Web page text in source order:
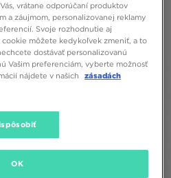
vrátane odporúčaní produktov
a záujmom, personalizovanej reklamy
Svoje rozhodnutie aj
cookie môžete kedykoľvek zmeniť, a to
dostávať personalizovanú
Vašim preferenciám, vyberte možnosť
nájdete v našich
zásadách
OK